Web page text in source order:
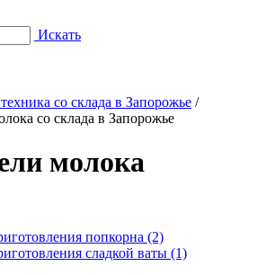
Искать
со склада в Запорожье /
со склада в Запорожье
молока
попкорна (2)
сладкой ваты (1)